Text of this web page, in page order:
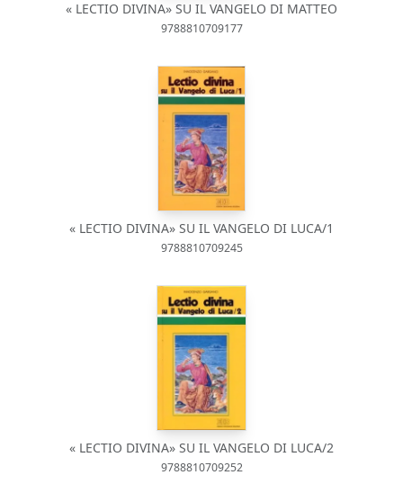
« LECTIO DIVINA» SU IL VANGELO DI MATTEO
9788810709177
« LECTIO DIVINA» SU IL VANGELO DI LUCA/1
9788810709245
« LECTIO DIVINA» SU IL VANGELO DI LUCA/2
9788810709252